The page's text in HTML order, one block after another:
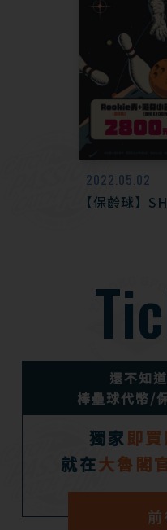
2022.05.02
【保齡球】
還不知
棒壘球代幣/
獨家即
就在大魯閣